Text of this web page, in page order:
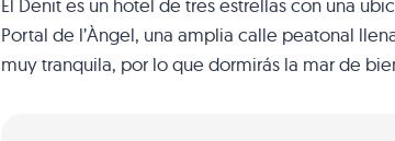
El Denit es un hotel de tres estrellas con una
Portal de l’Àngel, una amplia calle peatonal
muy tranquila, por lo que dormirás la mar de